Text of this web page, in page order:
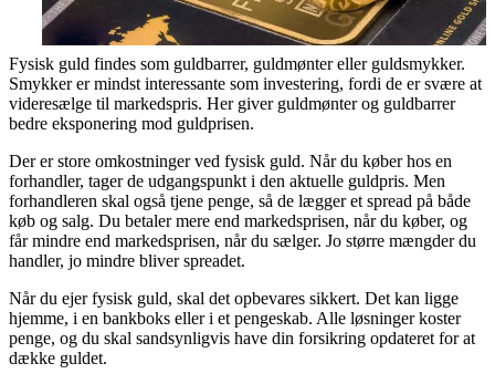
Fysisk guld findes som guldbarrer, guldmønter eller guldsmykker.
Smykker er mindst interessante som investering, fordi de er svære at
videresælge til markedspris. Her giver guldmønter og guldbarrer
bedre eksponering mod guldprisen.
Der er store omkostninger ved fysisk guld. Når du køber hos en
forhandler, tager de udgangspunkt i den aktuelle guldpris. Men
forhandleren skal også tjene penge, så de lægger et spread på både
køb og salg. Du betaler mere end markedsprisen, når du køber, og
får mindre end markedsprisen, når du sælger. Jo større mængder du
handler, jo mindre bliver spreadet.
Når du ejer fysisk guld, skal det opbevares sikkert. Det kan ligge
hjemme, i en bankboks eller i et pengeskab. Alle løsninger koster
penge, og du skal sandsynligvis have din forsikring opdateret for at
dække guldet.